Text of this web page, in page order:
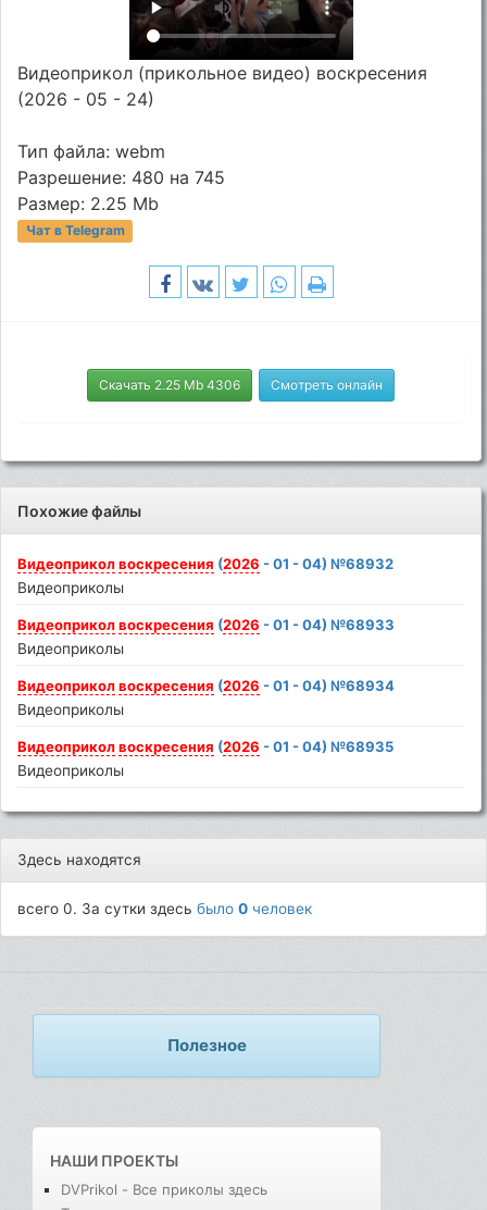
Видеоприкол (прикольное видео) воскресения
(2026 - 05 - 24)
Тип файла: webm
Разрешение: 480 на 745
Размер: 2.25 Mb
Чат в Telegram
Скачать 2.25 Mb 4306 Смотреть онлайн
Похожие файлы
Видеоприкол воскресения (2026 - 01 - 04) №68932
Видеоприколы
Видеоприкол воскресения (2026 - 01 - 04) №68933
Видеоприколы
Видеоприкол воскресения (2026 - 01 - 04) №68934
Видеоприколы
Видеоприкол воскресения (2026 - 01 - 04) №68935
Видеоприколы
Здесь находятся
всего 0. За сутки здесьбыло0 человек
Полезное
НАШИ ПРОЕКТЫ
DVPrikol - Все приколы здесь